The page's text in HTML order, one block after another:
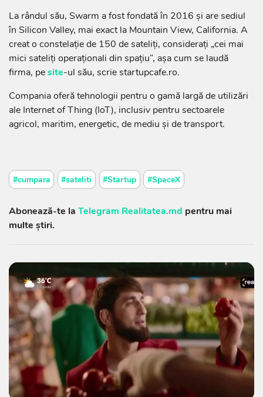
La rândul său, Swarm a fost fondată în 2016 și are sediul
în Silicon Valley, mai exact la Mountain View, California. A
creat o constelație de 150 de sateliți, considerați „cei mai
mici sateliți operaționali din spațiu”, așa cum se laudă
firma, pesite-ul său, scrie startupcafe.ro.
Compania oferă tehnologii pentru o gamă largă de utilizări
ale Internet of Thing (IoT), inclusiv pentru sectoarele
agricol, maritim, energetic, de mediu și de transport.
#cumpara #sateliti #Startup #SpaceX
Abonează-te la Telegram Realitatea.md pentru mai
multe știri.